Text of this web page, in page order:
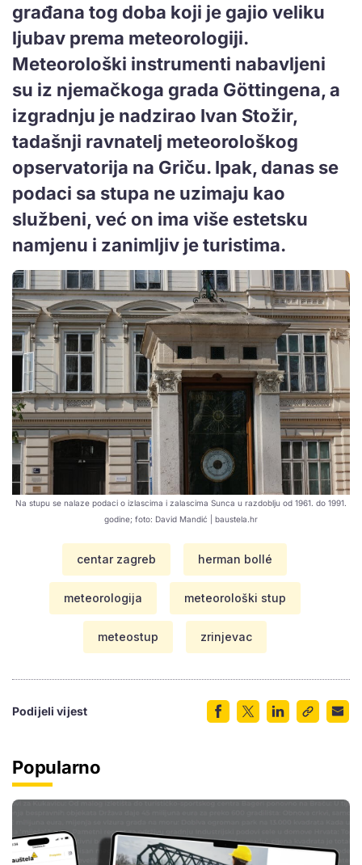
građana tog doba koji je gajio veliku
ljubav prema meteorologiji.
Meteorološki instrumenti nabavljeni
su iz njemačkoga grada Göttingena, a
izgradnju je nadzirao Ivan Stožir,
tadašnji ravnatelj meteorološkog
opservatorija na Griču. Ipak, danas se
podaci sa stupa ne uzimaju kao
službeni, već on ima više estetsku
namjenu i zanimljiv je turistima.
Na stupu se nalaze podaci o izlascima i zalascima Sunca u razdoblju od 1961. do 1991.
godine; foto: David Mandić | baustela.hr
centar zagreb herman bollé
meteorologija meteorološki stup
meteostup zrinjevac
Podijeli vijest
Popularno